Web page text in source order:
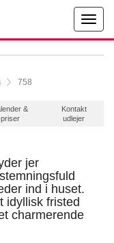
758
&
priser
Kontakt
udlejer
jer
ind i huset.
idyllisk fristed
charmerende